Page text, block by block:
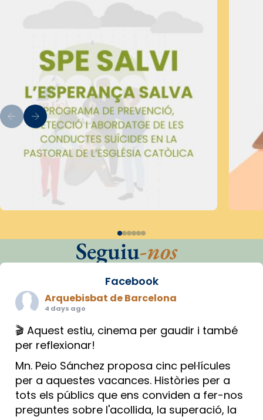
Seguiu-nos
Facebook
Arquebisbat de Barcelona
4 days ago
🎬 Aquest estiu, cinema per gaudir i també
per reflexionar!
Mn. Peio Sánchez proposa cinc pel·lícules
per a aquestes vacances. Històries per a
tots els públics que ens conviden a fer-nos
preguntes sobre l'acollida, la superació, la